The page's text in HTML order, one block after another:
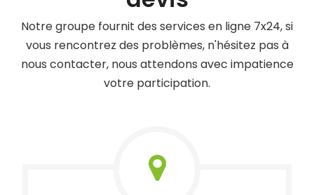
Notre groupe fournit des services en ligne 7x24, si
vous rencontrez des problèmes, n'hésitez pas à
nous contacter, nous attendons avec impatience
votre participation.